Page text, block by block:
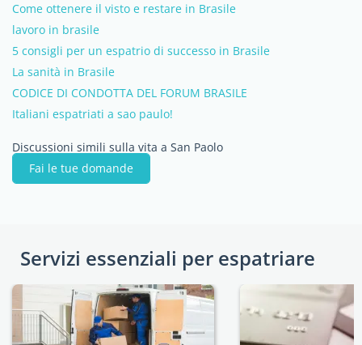
Come ottenere il visto e restare in Brasile
lavoro in brasile
5 consigli per un espatrio di successo in Brasile
La sanità in Brasile
CODICE DI CONDOTTA DEL FORUM BRASILE
Italiani espatriati a sao paulo!
Discussioni simili sulla vita a San Paolo
Fai le tue domande
Servizi essenziali per espatriare